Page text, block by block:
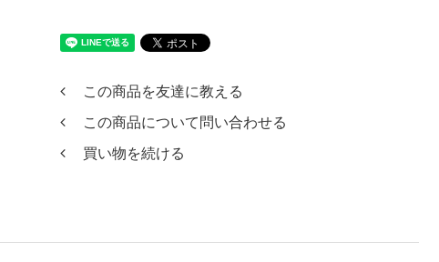
この商品を友達に教える
この商品について問い合わせる
買い物を続ける